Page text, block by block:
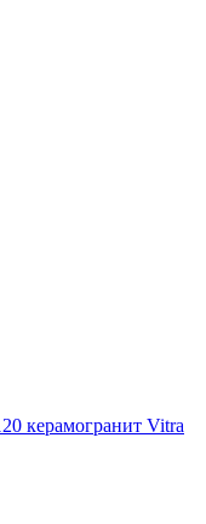
керамогранит Vitra